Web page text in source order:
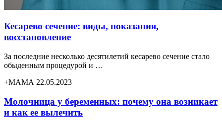
Кесарево сечение: виды, показания,
восстановление
За последние несколько десятилетий кесарево сечение стало
обыденным процедурой и …
+МАМА 22.05.2023
Молочница у беременных: почему она возникает
и как ее вылечить